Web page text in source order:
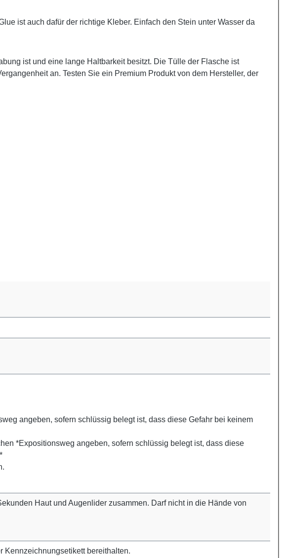
ist auch dafür der richtige Kleber. Einfach den Stein unter Wasser da
ist und eine lange Haltbarkeit besitzt. Die Tülle der Flasche ist
an. Testen Sie ein Premium Produkt von dem Hersteller, der
angeben, sofern schlüssig belegt ist, dass diese Gefahr bei keinem
*Expositionsweg angeben, sofern schlüssig belegt ist, dass diese
Haut und Augenlider zusammen. Darf nicht in die Hände von
Kennzeichnungsetikett bereithalten.